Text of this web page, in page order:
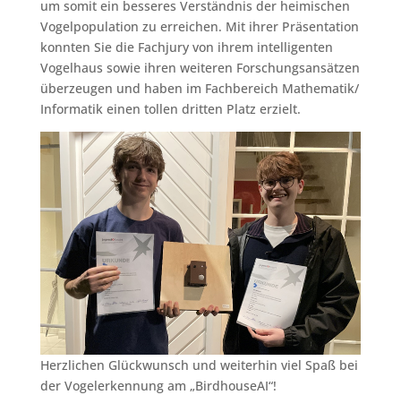
um somit ein besseres Verständnis der heimischen
Vogelpopulation zu erreichen. Mit ihrer Präsentation
konnten Sie die Fachjury von ihrem intelligenten
Vogelhaus sowie ihren weiteren Forschungsansätzen
überzeugen und haben im Fachbereich Mathematik/
Informatik einen tollen dritten Platz erzielt.
Herzlichen Glückwunsch und weiterhin viel Spaß bei
der Vogelerkennung am „BirdhouseAI“!